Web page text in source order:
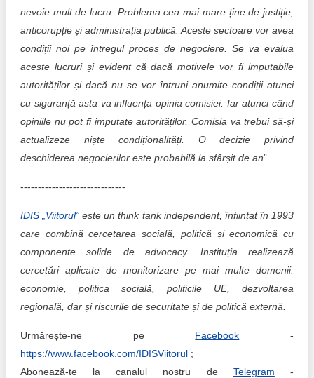
nevoie mult de lucru. Problema cea mai mare ține de justiție,
anticorupție și administrația publică. Aceste sectoare vor avea
condiții noi pe întregul proces de negociere. Se va evalua
aceste lucruri și evident că dacă motivele vor fi imputabile
autorităților și dacă nu se vor întruni anumite condiții atunci
cu siguranță asta va influența opinia comisiei. Iar atunci când
opiniile nu pot fi imputate autorităților, Comisia va trebui să-și
actualizeze niște condiționalități. O decizie privind
deschiderea negocierilor este probabilă la sfârșit de an”.
------------------------------
IDIS „Viitorul” este un think tank independent, înființat în 1993
care combină cercetarea socială, politică și economică cu
componente solide de advocacy. Instituția realizează
cercetări aplicate de monitorizare pe mai multe domenii:
economie, politica socială, politicile UE, dezvoltarea
regională, dar și riscurile de securitate și de politică externă.
Urmărește-ne pe Facebook -
https://www.facebook.com/IDISViitorul;
Abonează-te la canalul nostru de Telegram -